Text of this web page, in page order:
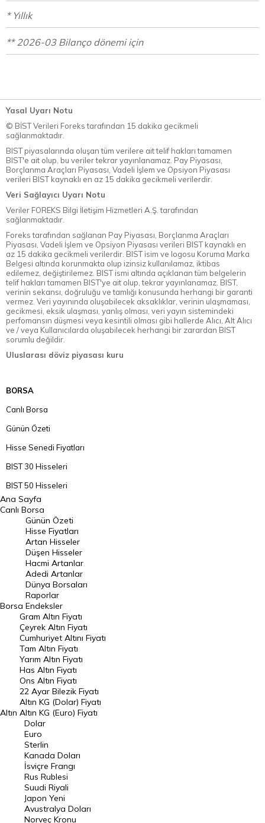
* Yıllık
** 2026-03 Bilanço dönemi için
Yasal Uyarı Notu
© BİST Verileri Foreks tarafından 15 dakika gecikmeli
sağlanmaktadır.
BIST piyasalarında oluşan tüm verilere ait telif hakları tamamen
BIST'e ait olup, bu veriler tekrar yayınlanamaz. Pay Piyasası,
Borçlanma Araçları Piyasası, Vadeli İşlem ve Opsiyon Piyasası
verileri BIST kaynaklı en az 15 dakika gecikmeli verilerdir.
Veri Sağlayıcı Uyarı Notu
Veriler FOREKS Bilgi İletişim Hizmetleri A.Ş. tarafından
sağlanmaktadır.
Foreks tarafından sağlanan Pay Piyasası, Borçlanma Araçları
Piyasası, Vadeli İşlem ve Opsiyon Piyasası verileri BIST kaynaklı en
az 15 dakika gecikmeli verilerdir. BIST isim ve logosu Koruma Marka
Belgesi altında korunmakta olup izinsiz kullanılamaz, iktibas
edilemez, değiştirilemez. BIST ismi altında açıklanan tüm belgelerin
telif hakları tamamen BIST'ye ait olup, tekrar yayınlanamaz. BIST,
verinin sekansı, doğruluğu ve tamlığı konusunda herhangi bir garanti
vermez. Veri yayınında oluşabilecek aksaklıklar, verinin ulaşmaması,
gecikmesi, eksik ulaşması, yanlış olması, veri yayın sistemindeki
perfomansın düşmesi veya kesintili olması gibi hallerde Alıcı, Alt Alıcı
ve / veya Kullanıcılarda oluşabilecek herhangi bir zarardan BIST
sorumlu değildir.
Uluslarası döviz piyasası kuru
BORSA
Canlı Borsa
Günün Özeti
Hisse Senedi Fiyatları
BIST 30 Hisseleri
BIST 50 Hisseleri
BIST 100 Hisseleri
En Çok Artan Hisseler
En Çok Düşen Hisseler
Hacmi Artanlar
Geçmiş Kapanışlar
Dünya Borsaları
Raporlar
Endeksler
DÖVİZ
Döviz Kuru
Dolar Kuru
Euro Kuru
Pound Kuru
Frank Kuru
Riyal Kuru
Avustralya Doları
Danimarka Kronu Kuru
Ana Sayfa
Canlı Borsa
Borsa
Günün Özeti
Hisse Fiyatları
Artan Hisseler
Düşen Hisseler
Hacmi Artanlar
Adedi Artanlar
Dünya Borsaları
Raporlar
Endeksler
Altın
Gram Altın Fiyatı
Çeyrek Altın Fiyatı
Cumhuriyet Altını Fiyatı
Tam Altın Fiyatı
Yarım Altın Fiyatı
Has Altın Fiyatı
Ons Altın Fiyatı
22 Ayar Bilezik Fiyatı
Altın KG (Dolar) Fiyatı
Altın KG (Euro) Fiyatı
Dolar
Euro
Sterlin
Kanada Doları
İsviçre Frangı
Rus Rublesi
Suudi Riyali
Japon Yeni
Avustralya Doları
Norveç Kronu